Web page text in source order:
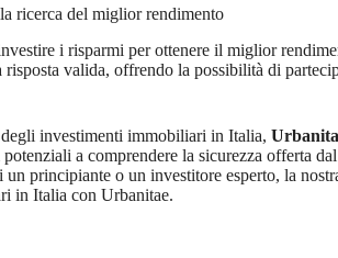
ricerca del miglior rendimento
i risparmi per ottenere il miglior
risposta valida, offrendo la possibilità di
investimenti immobiliari in Italia,
a comprendere la sicurezza offerta
un principiante o un investitore esperto, la
in Italia con Urbanitae.